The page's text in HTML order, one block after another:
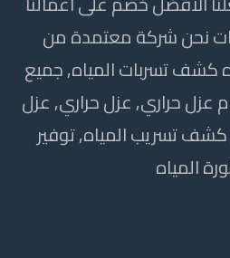
10 سنوات نحن شركة معتمدة من
كشف تسربات المياه, جميع
عزل حراري, عزل حراري, عزل
تسريب المياه, توفير
المياه